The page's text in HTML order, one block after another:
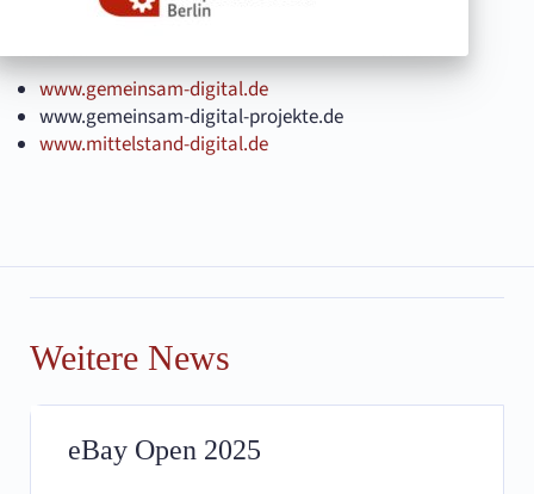
www.gemeinsam-digital.de
www.gemeinsam-digital-projekte.de
www.mittelstand-digital.de
Weitere News
eBay Open 2025